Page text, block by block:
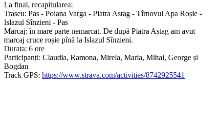
La final, recapitularea:
Traseu: Pas - Poiana Varga - Piatra Astag - Tîrnovul Apa Roșie -
Islazul Sînzieni - Pas
Marcaj: în mare parte nemarcat. De după Piatra Astag am avut
marcaj cruce roșie pînă la Islazul Sînzieni.
Durata: 6 ore
Participanți: Claudia, Ramona, Mirela, Maria, Mihai, George și
Bogdan
Track GPS: https://www.strava.com/activities/8742925541